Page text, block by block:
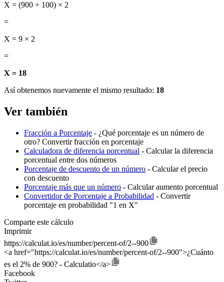
X = (900 ÷ 100) × 2
=
X = 9 × 2
=
X = 18
Así obtenemos nuevamente el mismo resultado: 18
Ver también
Fracción a Porcentaje - ¿Qué porcentaje es un número de
otro? Convertir fracción en porcentaje
Calculadora de diferencia porcentual - Calcular la diferencia
porcentual entre dos números
Porcentaje de descuento de un número - Calcular el precio
con descuento
Porcentaje más que un número - Calcular aumento porcentual
Convertidor de Porcentaje a Probabilidad - Convertir
porcentaje en probabilidad "1 en X"
Comparte este cálculo
Imprimir
https://calculat.io/es/number/percent-of/2--900
<a href="https://calculat.io/es/number/percent-of/2--900">¿Cuánto
es el 2% de 900? - Calculatio</a>
Facebook